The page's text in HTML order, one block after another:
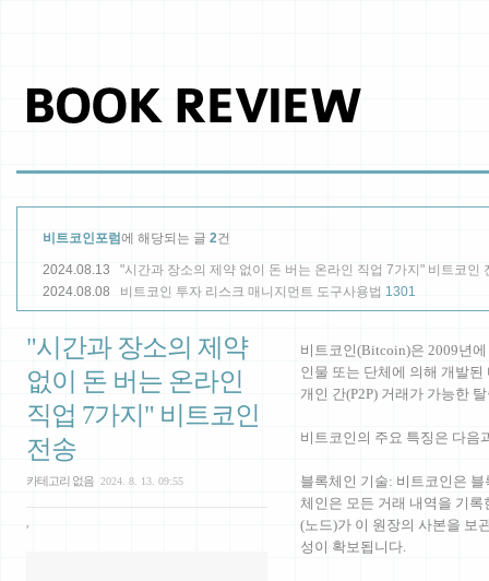
비트코인포럼에 해당되는 글 2건
2024.08.13
"시간과 장소의 제약 없이 돈 버는 온라인 직업 7가지" 비트코인
2024.08.08
비트코인 투자 리스크 매니지먼트 도구사용법 1301
"시간과 장소의 제약
없이 돈 버는 온라인
직업 7가지" 비트코인
전송
카테고리 없음 2024. 8. 13. 09:55
비트코인(Bitcoin)은 2009년
인물 또는 단체에 의해 개발
개인 간(P2P) 거래가 가능한
비트코인의 주요 특징은 다음
블록체인 기술: 비트코인은
체인은 모든 거래 내역을 기
(노드)가 이 원장의 사본을 보
성이 확보됩니다.